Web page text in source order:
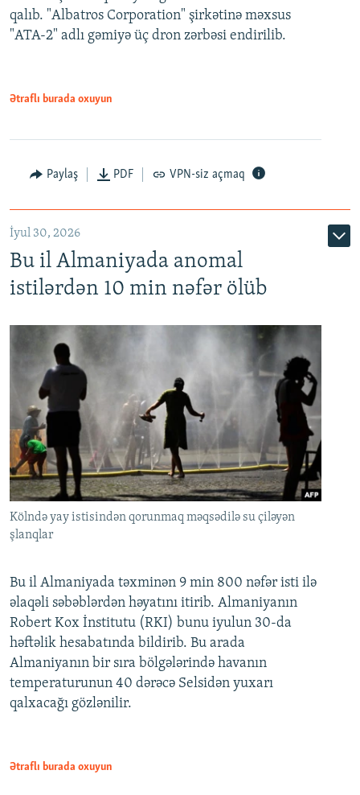
qalıb. "Albatros Corporation" şirkətinə məxsus
"ATA-2" adlı gəmiyə üç dron zərbəsi endirilib.
Ətraflı burada oxuyun
Paylaş PDF VPN-siz açmaq
İyul 30, 2026
Bu il Almaniyada anomal
istilərdən 10 min nəfər ölüb
Kölndə yay istisindən qorunmaq məqsədilə su çiləyən
şlanqlar
Bu il Almaniyada təxminən 9 min 800 nəfər isti ilə
əlaqəli səbəblərdən həyatını itirib. Almaniyanın
Robert Kox İnstitutu (RKI) bunu iyulun 30-da
həftəlik hesabatında bildirib. Bu arada
Almaniyanın bir sıra bölgələrində havanın
temperaturunun 40 dərəcə Selsidən yuxarı
qalxacağı gözlənilir.
Ətraflı burada oxuyun